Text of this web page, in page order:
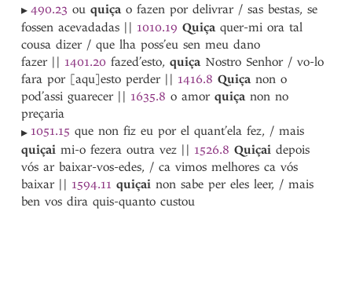
quebrar
queda
quedada
quedado
quedar
quedo
queijada
Queimado
queimar
queixada
queixadura
queixar
▸ 490.23 ouquiçao fazen por delivrar / sas bestas, se
fossen acevadadas || 1010.19 Quiçaquer-mi ora tal
cousa dizer / que lha poss’eu sen meu dano
fazer || 1401.20 fazed’esto,quiçaNostro Senhor / vo-lo
fara por [aqu]esto perder || 1416.8 Quiçanon o
pod’assi guarecer || 1635.8 o amorquiçanon no
preçaria
▸ 1051.15 que non fiz eu por el quant’ela fez, / mais
quiçai mi-o fezera outra vez || 1526.8 Quiçai depois
vós ar baixar-vos-edes, / ca vimos melhores ca vós
baixar || 1594.11 quiçai non sabe per eles leer, / mais
ben vos dira quis-quanto custou